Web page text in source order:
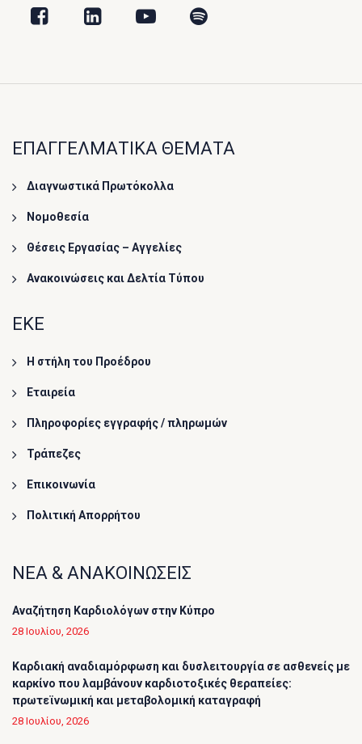
ΕΠΑΓΓΕΛΜΑΤΙΚΑ ΘΕΜΑΤΑ
Διαγνωστικά Πρωτόκολλα
Νομοθεσία
Θέσεις Εργασίας – Αγγελίες
Ανακοινώσεις και Δελτία Τύπου
ΕΚΕ
Η στήλη του Προέδρου
Εταιρεία
Πληροφορίες εγγραφής / πληρωμών
Τράπεζες
Επικοινωνία
Πολιτική Απορρήτου
ΝΕΑ & ΑΝΑΚΟΙΝΩΣΕΙΣ
Αναζήτηση Καρδιολόγων στην Κύπρο
28 Ιουλίου, 2026
Καρδιακή αναδιαμόρφωση και δυσλειτουργία σε ασθενείς με
καρκίνο που λαμβάνουν καρδιοτοξικές θεραπείες:
πρωτεϊνωμική και μεταβολομική καταγραφή
28 Ιουλίου, 2026